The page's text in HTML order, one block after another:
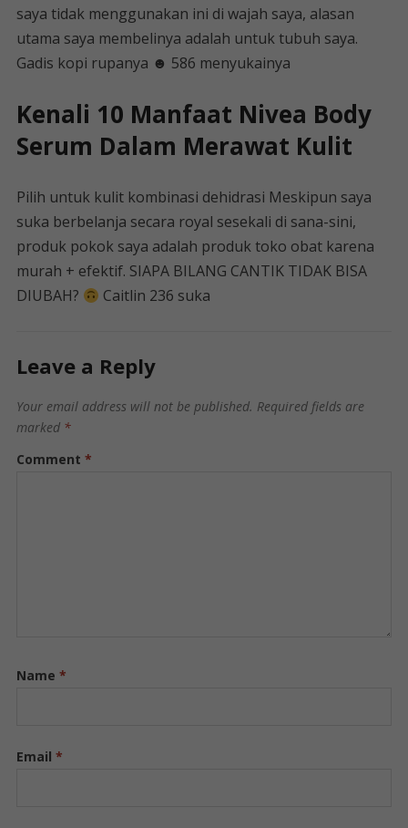
saya tidak menggunakan ini di wajah saya, alasan
utama saya membelinya adalah untuk tubuh saya.
Gadis kopi rupanya ☻ 586 menyukainya
Kenali 10 Manfaat Nivea Body
Serum Dalam Merawat Kulit
Pilih untuk kulit kombinasi dehidrasi Meskipun saya
suka berbelanja secara royal sesekali di sana-sini,
produk pokok saya adalah produk toko obat karena
murah + efektif. SIAPA BILANG CANTIK TIDAK BISA
DIUBAH?
Caitlin 236 suka
Leave a Reply
Your email address will not be published. Required fields are
marked *
Comment *
Name *
Email *